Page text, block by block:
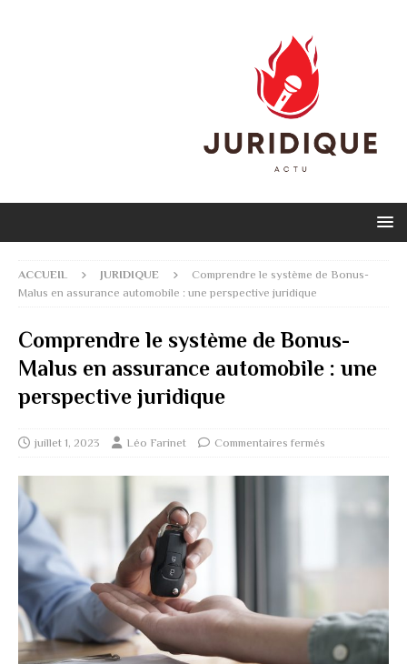
ACCUEIL JURIDIQUE
Comprendre le système de Bonus-
Malus en assurance automobile : une perspective juridique
Comprendre le système de Bonus-
Malus en assurance automobile : une
perspective juridique
juillet 1, 2023 Léo Farinet Commentaires fermés